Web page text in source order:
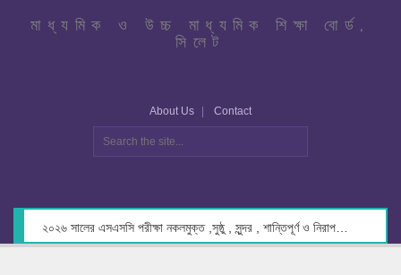
মাধ্যমিক ও উচ্চ মাধ্যমিক শিক্ষা বোর্ড,
সিলেট
About Us Contact